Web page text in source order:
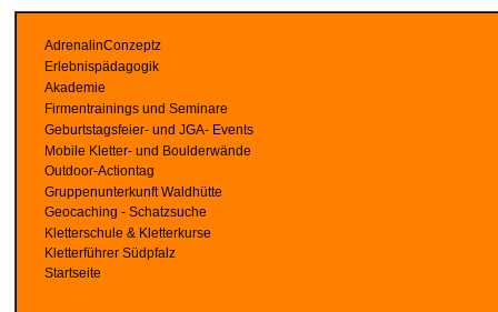
AdrenalinConzeptz
Erlebnispädagogik
Akademie
Firmentrainings und Seminare
Geburtstagsfeier- und JGA- Events
Mobile Kletter- und Boulderwände
Outdoor-Actiontag
Gruppenunterkunft Waldhütte
Geocaching - Schatzsuche
Kletterschule & Kletterkurse
Kletterführer Südpfalz
Startseite